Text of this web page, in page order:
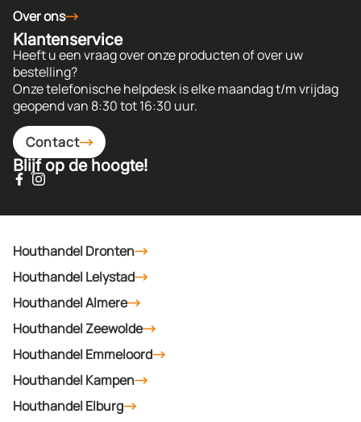
Over ons
Klantenservice
Heeft u een vraag over onze producten of over uw
bestelling?
Onze telefonische helpdesk is elke maandag t/m vrijdag
geopend van 8:30 tot 16:30 uur.
Contact
Blijf op de hoogte!
Houthandel Dronten
Houthandel Lelystad
Houthandel Almere
Houthandel Zeewolde
Houthandel Emmeloord
Houthandel Kampen
Houthandel Elburg